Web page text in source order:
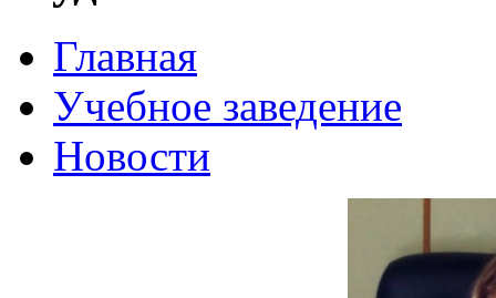
Главная
Учебное заведение
Новости